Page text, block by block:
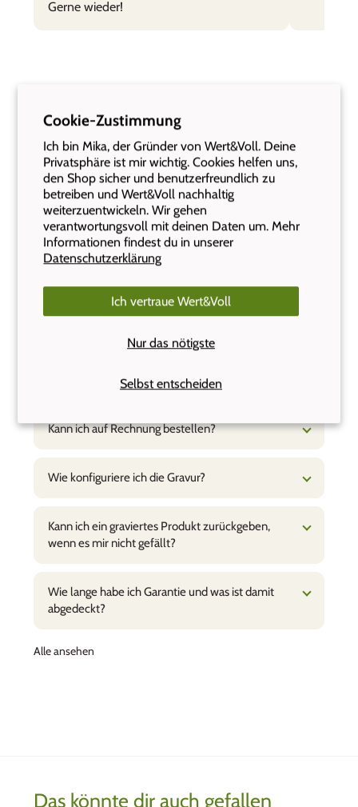
Cookie-Zustimmung
Ich bin Mika, der Gründer von Wert&Voll. Deine
Privatsphäre ist mir wichtig. Cookies helfen uns,
den Shop sicher und benutzerfreundlich zu
betreiben und Wert&Voll nachhaltig
weiterzuentwickeln. Wir gehen
verantwortungsvoll mit deinen Daten um. Mehr
Informationen findest du in unserer
Datenschutzerklärung
Selbst entscheiden
Ich vertraue Wert&Voll
Nur das nötigste
Gerne wieder!
Häufige Fragen
Die wichtigsten Antworten auf einen Blick. Alle Fragen
findest du auf unserer FAQ-Seite.
Was kostet der Versand und ab wann liefert ihr
gratis?
Kann ich auf Rechnung bestellen?
Wie konfiguriere ich die Gravur?
Kann ich ein graviertes Produkt zurückgeben,
wenn es mir nicht gefällt?
Wie lange habe ich Garantie und was ist damit
abgedeckt?
Alle ansehen
Das könnte dir auch gefallen